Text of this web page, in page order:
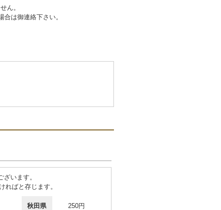
ん。
は御連絡下さい。
います。
ばと存じます。
秋田県 250円